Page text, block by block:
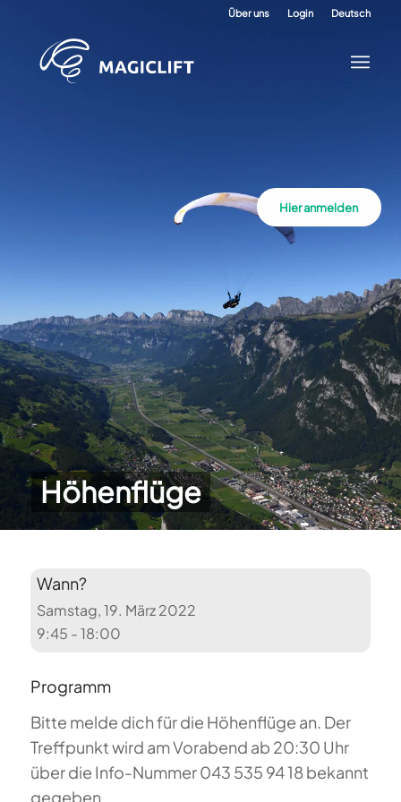
Über uns Login Deutsch
Höhenflüge
Hier anmelden
Wann?
Samstag, 19. März 2022
9:45 - 18:00
Programm
Bitte melde dich für die Höhenflüge an. Der
Treffpunkt wird am Vorabend ab 20:30 Uhr
über die Info-Nummer 043 535 94 18 bekannt
gegeben.